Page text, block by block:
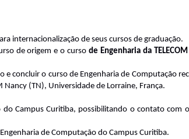
internacionalização de seus cursos de graduação.
de origem e ocursode Engenharia da
concluir o curso de Engenharia de Computação
Nancy (TN), Universidade de Lorraine, França.
Campus Curitiba, possibilitando o contato com
de Computação do Campus Curitiba.